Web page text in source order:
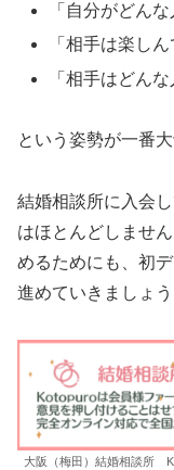
「自分がどん
「相手は楽し
「相手はどん
という姿勢が一番大
結婚相談所に入会
はほとんどしませ
めるためにも、初
進めていきましょう
大阪（梅田）結婚相談所